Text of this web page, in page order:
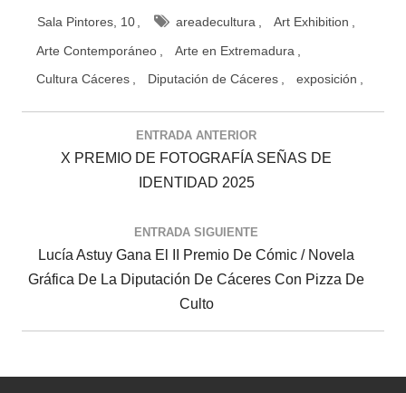
Sala Pintores, 10 areadecultura
Art Exhibition
Arte Contemporáneo
Arte en Extremadura
Cultura Cáceres
Diputación de Cáceres exposición
ENTRADA ANTERIOR
X PREMIO DE FOTOGRAFÍA SEÑAS DE
IDENTIDAD 2025
ENTRADA SIGUIENTE
Lucía Astuy Gana El II Premio De Cómic / Novela
Gráfica De La Diputación De Cáceres Con Pizza De
Culto